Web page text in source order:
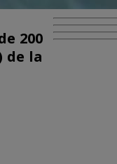
200
de la